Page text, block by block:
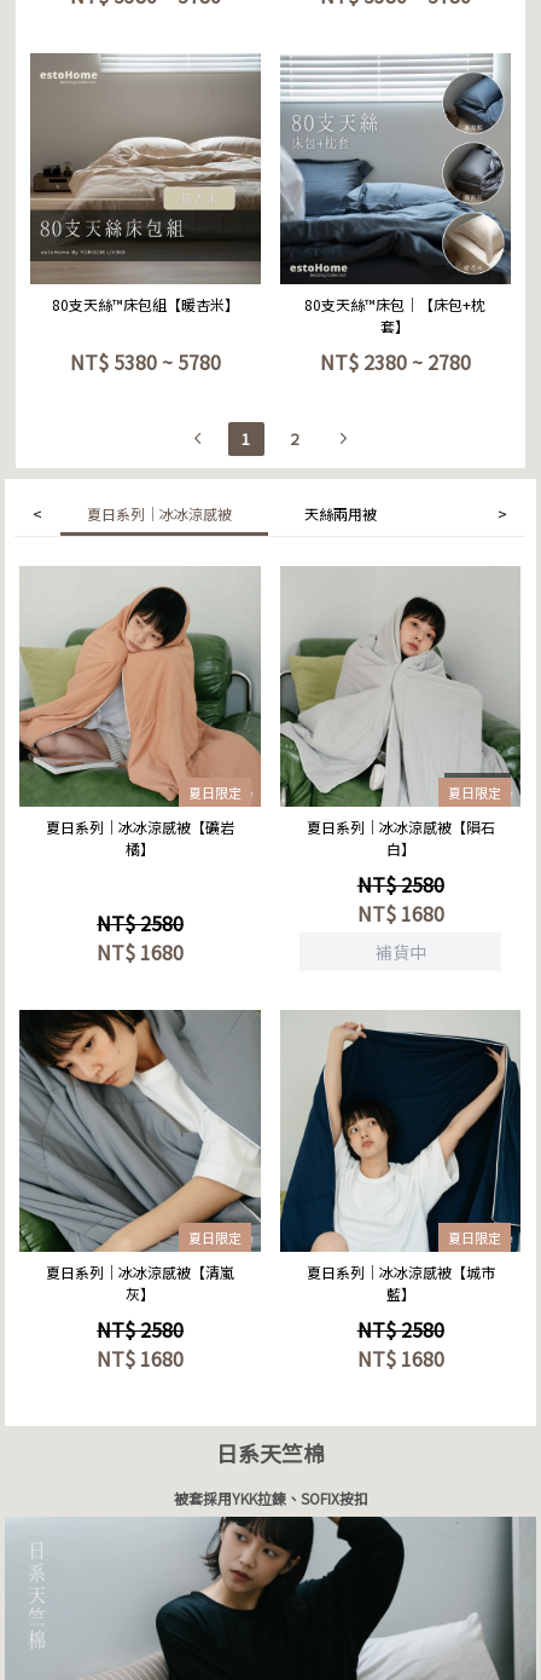
立即選購
80支天絲™床包組【暖杏米】
NT$ 5380 ~ 5780
立即選購
80支天絲™床包｜【床包+枕
套】
NT$2380 ~ 2780
1 2
< 夏日系列｜冰冰涼感被 天絲兩用被 >
立即選購夏日限定
夏日系列｜冰冰涼感被【礦岩
橘】
NT$ 2580
NT$ 1680
庫存 0
夏日限定
夏日系列｜冰冰涼感被【隕石
白】
NT$ 2580
NT$1680
補貨中
立即選購夏日限定
夏日系列｜冰冰涼感被【清嵐
灰】
NT$ 2580
NT$ 1680
立即選購夏日限定
夏日系列｜冰冰涼感被【城市
藍】
NT$ 2580
NT$1680
日系天竺棉
被套採用YKK拉鍊、SOFIX按扣